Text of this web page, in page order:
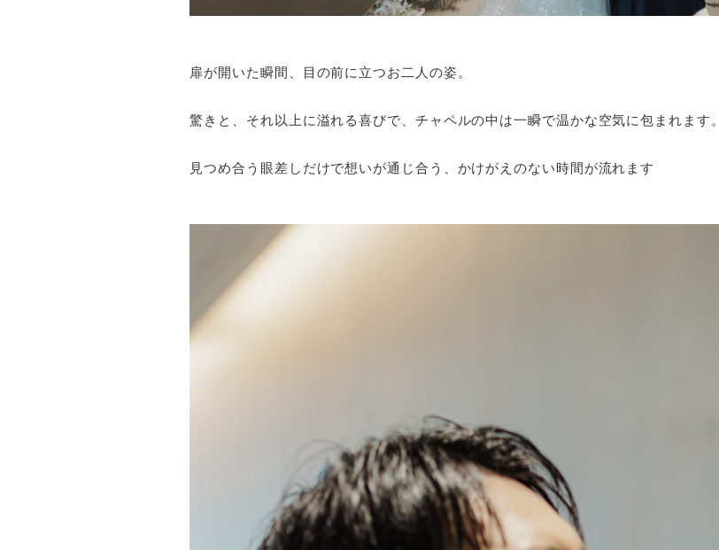
扉が開いた瞬間、目の前に立つお二人の姿。
驚きと、それ以上に溢れる喜びで、チャペルの中は一瞬で温かな空気に包まれます。
見つめ合う眼差しだけで想いが通じ合う、かけがえのない時間が流れます